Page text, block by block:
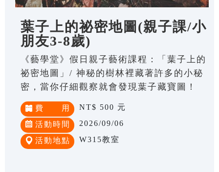
葉子上的祕密地圖(親子課/小
朋友3-8歲)
《藝學堂》假日親子藝術課程：「葉子上的
祕密地圖」/ 神秘的樹林裡藏著許多的小秘
密，當你仔細觀察就會發現葉子藏寶圖！
費 用 NT$ 500 元
活動時間 2026/09/06
活動地點 W315教室